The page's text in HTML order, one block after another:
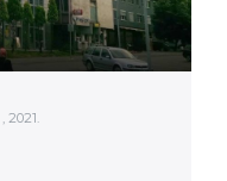
2021.